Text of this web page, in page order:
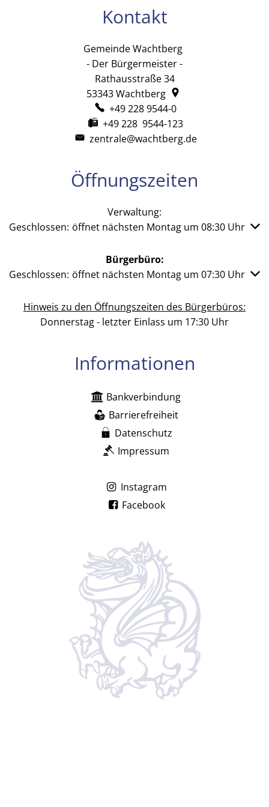
Kontakt
Gemeinde Wachtberg
- Der Bürgermeister -
Rathausstraße 34
53343Wachtberg
+49 228 9544-0
+49 228 9544-123
zentrale@wachtberg.de
Öffnungszeiten
Verwaltung:
Klicken, um weitere Öffnungs- oder Schließzeiten
Geschlossen: öffnet nächsten Montag um 08:30 Uhr
Bürgerbüro:
Klicken, um weitere Öffnungs- oder Schließzeiten
Geschlossen: öffnet nächsten Montag um 07:30 Uhr
Hinweis zu den Öffnungszeiten des Bürgerbüros:
Donnerstag - letzter Einlass um 17:30 Uhr
Informationen
Bankverbindung
Barrierefreiheit
Datenschutz
Impressum
Instagram
Facebook